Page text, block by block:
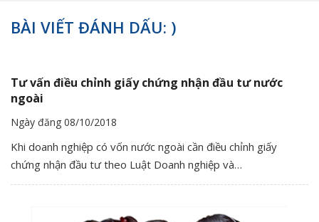
BÀI VIẾT ĐÁNH DẤU: )
Tư vấn điều chỉnh giấy chứng nhận đầu tư nước
ngoài
Ngày đăng 08/10/2018
Khi doanh nghiệp có vốn nước ngoài cần điều chỉnh giấy
chứng nhận đầu tư theo Luật Doanh nghiệp và…